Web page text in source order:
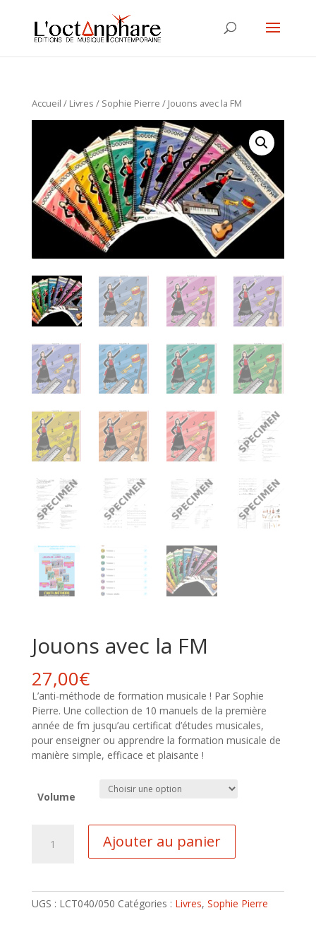
Accueil / Livres / Sophie Pierre / Jouons avec la FM
Jouons avec la FM
27,00€
L’anti-méthode de formation musicale ! Par Sophie
Pierre. Une collection de 10 manuels de la première
année de fm jusqu’au certificat d’études musicales,
pour enseigner ou apprendre la formation musicale de
manière simple, efficace et plaisante !
Volume
la
FM
Ajouter au panier
UGS : LCT040/050 Catégories : Livres, Sophie Pierre